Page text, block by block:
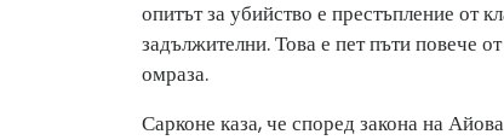
опитът за убийство е престъпление от
задължителни. Това е пет пъти повече
омраза.
Сарконе каза, че според закона на